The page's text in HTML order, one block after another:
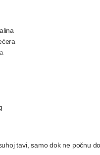
tavi, samo dok ne počnu